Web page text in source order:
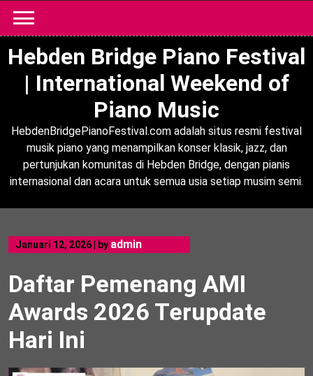
content
Hebden Bridge Piano Festival
| International Weekend of
Piano Music
HebdenBridgePianoFestival.com adalah situs resmi festival
musik piano yang menampilkan konser klasik, jazz, dan
pertunjukan komunitas di Hebden Bridge, dengan pianis
internasional dan acara untuk semua usia setiap musim semi.
Januari 12, 2026 by admin
Daftar Pemenang AMI
Awards 2026 Terupdate
Hari Ini